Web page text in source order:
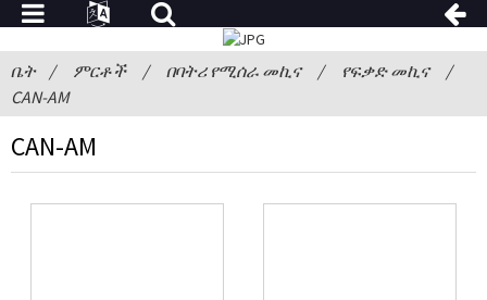
ቤት ምርቶች በባትሪ የሚሰራ መኪና
የፍቃድ መኪና
CAN-AM
CAN-AM